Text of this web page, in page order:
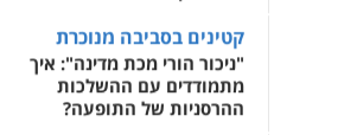
קטינים בסביבה מנוכרת
"ניכור הורי מכת מדינה": איך
מתמודדים עם ההשלכות
ההרסניות של התופעה?